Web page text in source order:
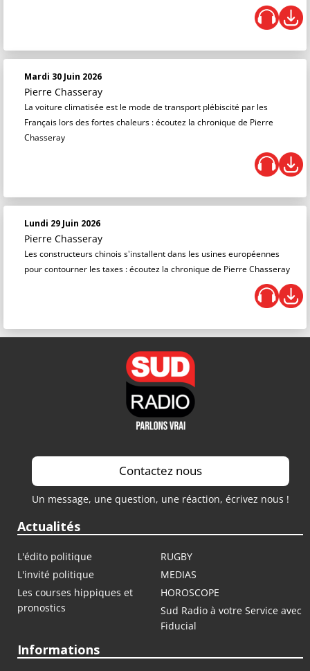
Mardi 30 Juin 2026
Pierre Chasseray
La voiture climatisée est le mode de transport plébiscité par les
Français lors des fortes chaleurs : écoutez la chronique de Pierre
Chasseray
Lundi 29 Juin 2026
Pierre Chasseray
Les constructeurs chinois s'installent dans les usines européennes
pour contourner les taxes : écoutez la chronique de Pierre Chasseray
Contactez nous
Un message, une question, une réaction, écrivez nous !
Actualités
L'édito politique
RUGBY
L'invité politique
MEDIAS
Les courses hippiques et
pronostics
HOROSCOPE
Sud Radio à votre Service avec
Fiducial
Informations